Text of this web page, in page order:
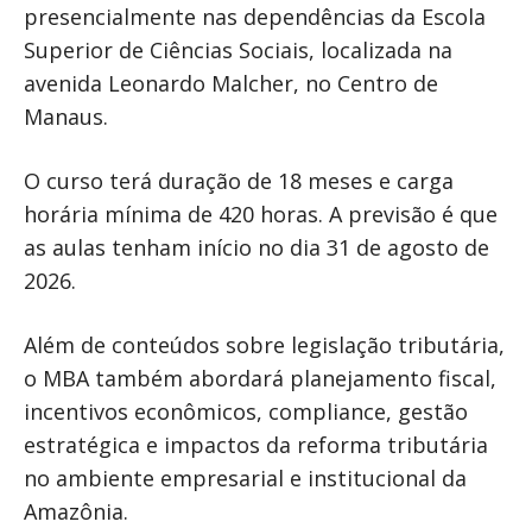
presencialmente nas dependências da Escola
Superior de Ciências Sociais, localizada na
avenida Leonardo Malcher, no Centro de
Manaus.
O curso terá duração de 18 meses e carga
horária mínima de 420 horas. A previsão é que
as aulas tenham início no dia 31 de agosto de
2026.
Além de conteúdos sobre legislação tributária,
o MBA também abordará planejamento fiscal,
incentivos econômicos, compliance, gestão
estratégica e impactos da reforma tributária
no ambiente empresarial e institucional da
Amazônia.